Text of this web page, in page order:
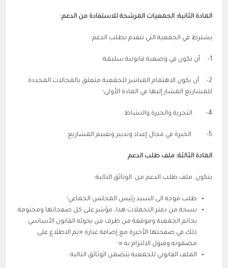
المادة الثانية: الجمعيات المرشحة للاستفادة من الدعم:
يشترط في الجمعية التي تتقدم بطلب الدعم:
1- أن تكون في وضعية قانونية سليمة؛
2- أن يكون الاهتمام المباشر للجمعية متعلق بالمجالات المحددة
للمشاريع المشار إليها في المادة الأولى؛
4- التجربة والخبرة والنشاط .
5- الخبرة في مجال إعداد وتدبير وتقييم المشاريع.
المادة الثالثة: ملف طلب الدعم
يتكون ملف طلب الدعم من الوثائق التالية:
طلب موجه الى السيد رئيس المجلس الجماعي؛
نسخة من دفتر التحملات هذا، مؤشر على كل صفحاتها ومختومة
بخاتم الجمعية وموقعة من طرف من يخوله القانون الأساسي
ذلك في صفحتها الأخيرة مع إضافة عبارة «تم الاطلاع على
مضمونه وقبول الالتزام به «؛
الملف القانوني للجمعية يتضمن الوثائق التالية :